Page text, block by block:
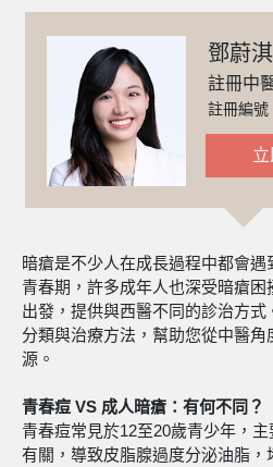
鄧蔚淇
註冊中
註冊編號
暗瘡是不少人在成長過程中都會
青春期，許多成年人也深受暗瘡
出發，提供與西醫不同的診治方式
分類與治療方法，幫助您從中醫
源。
青春痘 VS 成人暗瘡：有何不同？
青春痘常見於12至20歲青少年，
有關，導致皮脂腺過度分泌油脂